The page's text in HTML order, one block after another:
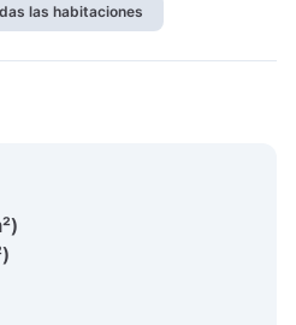
las habitaciones